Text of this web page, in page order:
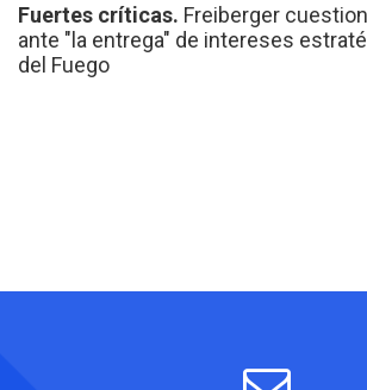
Fuertes críticas. Freiberger
ante "la entrega" de intereses
del Fuego